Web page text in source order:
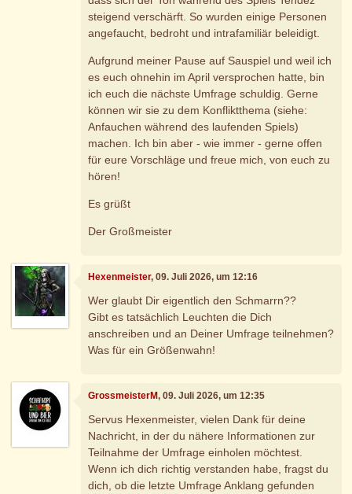
steigend verschärft. So wurden einige Personen
angefaucht, bedroht und intrafamiliär beleidigt.
Aufgrund meiner Pause auf Sauspiel und weil ich
es euch ohnehin im April versprochen hatte, bin
ich euch die nächste Umfrage schuldig. Gerne
können wir sie zu dem Konfliktthema (siehe:
Anfauchen während des laufenden Spiels)
machen. Ich bin aber - wie immer - gerne offen
für eure Vorschläge und freue mich, von euch zu
hören!
Es grüßt
Der Großmeister
Hexenmeister, 09. Juli 2026, um 12:16
Wer glaubt Dir eigentlich den Schmarrn??
Gibt es tatsächlich Leuchten die Dich
anschreiben und an Deiner Umfrage teilnehmen?
Was für ein Größenwahn!
GrossmeisterM, 09. Juli 2026, um 12:35
Servus Hexenmeister, vielen Dank für deine
Nachricht, in der du nähere Informationen zur
Teilnahme der Umfrage einholen möchtest.
Wenn ich dich richtig verstanden habe, fragst du
dich, ob die letzte Umfrage Anklang gefunden